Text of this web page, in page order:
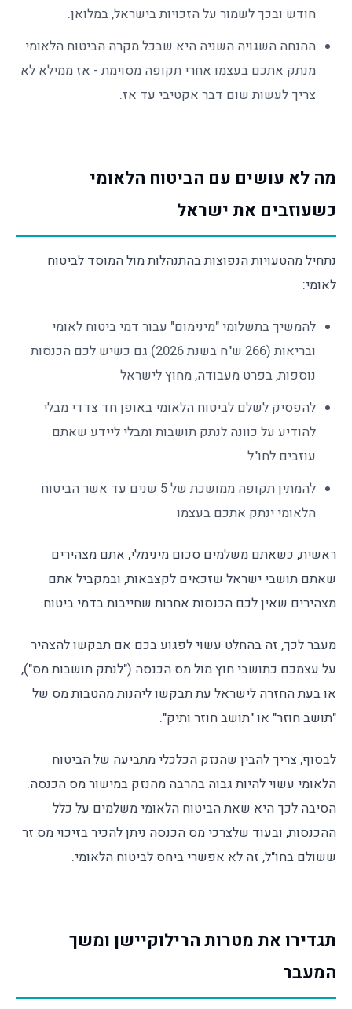
חודש ובכך לשמור על הזכויות בישראל, במלואן.
ההנחה השגויה השניה היא שבכל מקרה הביטוח הלאומי
מנתק אתכם בעצמו אחרי תקופה מסוימת - אז ממילא לא
צריך לעשות שום דבר אקטיבי עד אז.
מה לא עושים עם הביטוח הלאומי
כשעוזבים את ישראל
נתחיל מהטעויות הנפוצות בהתנהלות מול המוסד לביטוח
לאומי:
להמשיך בתשלומי "מינימום" עבור דמי ביטוח לאומי
ובריאות (266 ש"ח בשנת 2026) גם כשיש לכם הכנסות
נוספות, בפרט מעבודה, מחוץ לישראל
להפסיק לשלם לביטוח הלאומי באופן חד צדדי מבלי
להודיע על כוונה לנתק תושבות ומבלי ליידע שאתם
עוזבים לחו"ל
להמתין תקופה ממושכת של 5 שנים עד אשר הביטוח
הלאומי ינתק אתכם בעצמו
ראשית, כשאתם משלמים סכום מינימלי, אתם מצהירים
שאתם תושבי ישראל שזכאים לקצבאות, ובמקביל אתם
מצהירים שאין לכם הכנסות אחרות שחייבות בדמי ביטוח.
מעבר לכך, זה בהחלט עשוי לפגוע בכם אם תבקשו להצהיר
על עצמכם כתושבי חוץ מול מס הכנסה ("לנתק תושבות מס"),
או בעת החזרה לישראל עת תבקשו ליהנות מהטבות מס של
"תושב חוזר" או "תושב חוזר ותיק".
לבסוף, צריך להבין שהנזק הכלכלי מתביעה של הביטוח
הלאומי עשוי להיות גבוה בהרבה מהנזק במישור מס הכנסה.
הסיבה לכך היא שאת הביטוח הלאומי משלמים על כלל
ההכנסות, ובעוד שלצרכי מס הכנסה ניתן להכיר בזיכוי מס זר
ששולם בחו"ל, זה לא אפשרי ביחס לביטוח הלאומי.
תגדירו את מטרות הרילוקיישן ומשך
המעבר